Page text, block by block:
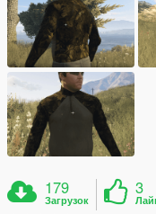
179
Загрузок
3